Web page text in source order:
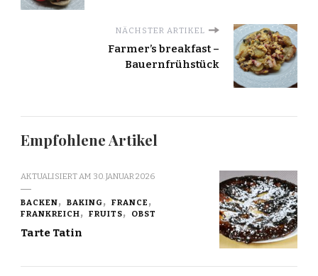
NÄCHSTER ARTIKEL
Farmer’s breakfast –
Bauernfrühstück
Empfohlene Artikel
AKTUALISIERT AM 30. JANUAR 2026
BACKEN BAKING
FRANCE
FRANKREICH
FRUITS OBST
Tarte Tatin